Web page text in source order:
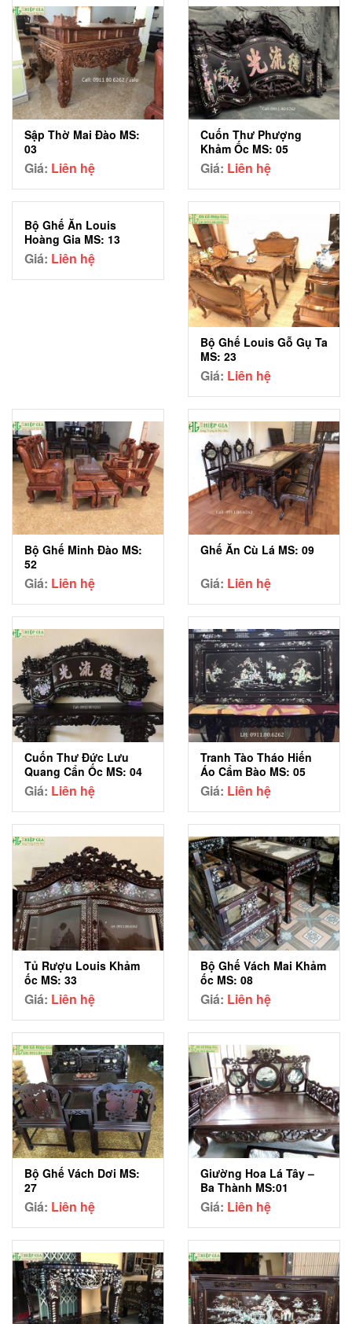
Sập Thờ Mai Đào MS:
03
Giá: Liên hệ
Cuốn Thư Phượng
Khảm Ốc MS: 05
Giá: Liên hệ
Bộ Ghế Ăn Louis
Hoàng Gia MS: 13
Giá: Liên hệ
Bộ Ghế Louis Gỗ Gụ Ta
MS: 23
Giá: Liên hệ
Bộ Ghế Minh Đào MS:
52
Giá: Liên hệ
Ghế Ăn Cù Lá MS: 09
Giá: Liên hệ
Cuốn Thư Đức Lưu
Quang Cẩn Ốc MS: 04
Giá: Liên hệ
Tranh Tào Tháo Hiến
Áo Cẩm Bào MS: 05
Giá: Liên hệ
Tủ Rượu Louis Khảm
ốc MS: 33
Giá: Liên hệ
Bộ Ghế Vách Mai Khảm
ốc MS: 08
Giá: Liên hệ
Bộ Ghế Vách Dơi MS:
27
Giá: Liên hệ
Giường Hoa Lá Tây –
Ba Thành MS:01
Giá: Liên hệ